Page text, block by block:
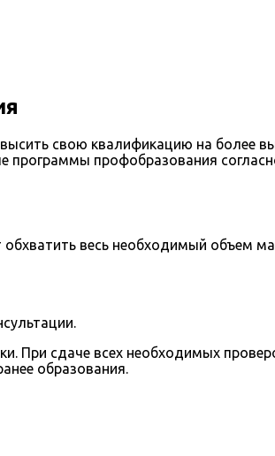
свою квалификацию на более
программы профобразования
весь необходимый объем
При сдаче всех необходимых
образования.